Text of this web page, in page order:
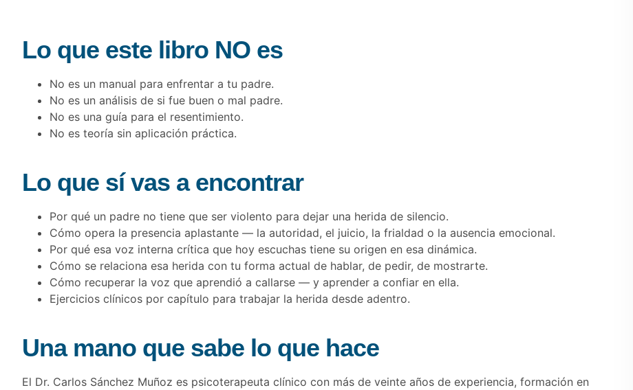
Lo que este libro NO es
No es un manual para enfrentar a tu padre.
No es un análisis de si fue buen o mal padre.
No es una guía para el resentimiento.
No es teoría sin aplicación práctica.
Lo que sí vas a encontrar
Por qué un padre no tiene que ser violento para dejar una herida de silencio.
Cómo opera la presencia aplastante — la autoridad, el juicio, la frialdad o la ausencia emocional.
Por qué esa voz interna crítica que hoy escuchas tiene su origen en esa dinámica.
Cómo se relaciona esa herida con tu forma actual de hablar, de pedir, de mostrarte.
Cómo recuperar la voz que aprendió a callarse — y aprender a confiar en ella.
Ejercicios clínicos por capítulo para trabajar la herida desde adentro.
Una mano que sabe lo que hace
El Dr. Carlos Sánchez Muñoz es psicoterapeuta clínico con más de veinte años de experiencia, formación en